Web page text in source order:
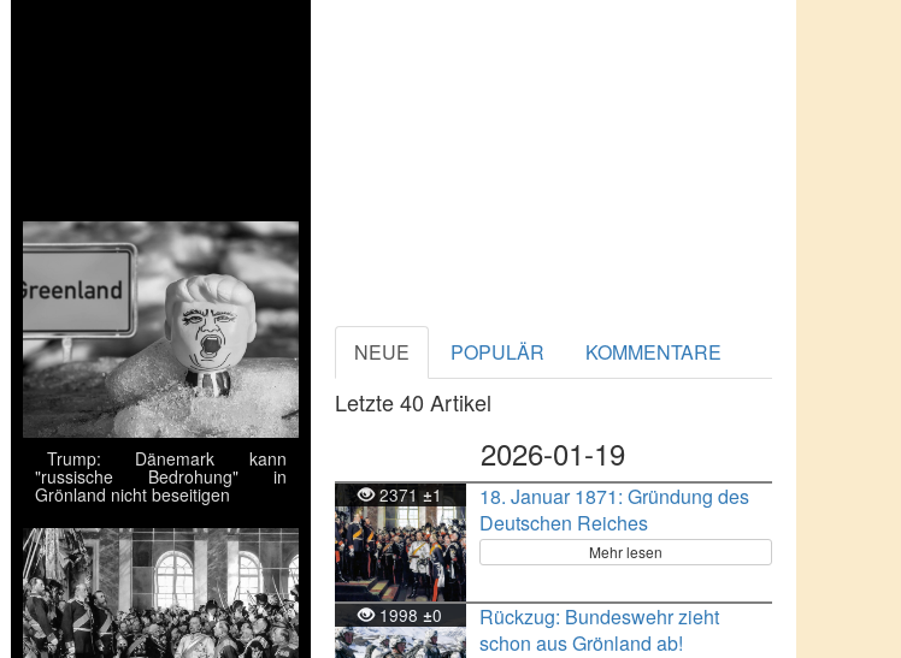
Trump: Dänemark kann
"russische Bedrohung" in
Grönland nicht beseitigen
NEUE POPULÄR KOMMENTARE
Letzte 40 Artikel
2026-01-19
2371±1
18. Januar 1871: Gründung des
Deutschen Reiches
Mehr lesen
1998±0
Rückzug: Bundeswehr zieht
schon aus Grönland ab!